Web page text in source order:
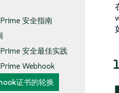
安全指南
安全最佳实践
Webhook
证书的轮换